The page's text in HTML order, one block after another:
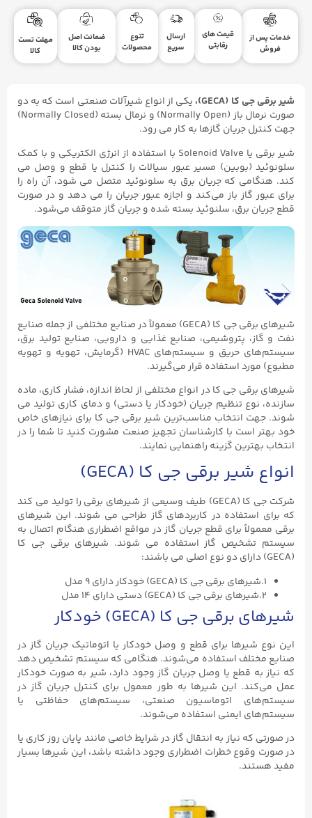
خدمات پس از
فروش
قیمت های
رقابتی
ارسال
سریع
تنوع
محصولات
ضمانت اصل
بودن کالا
مهلت تست
کالا
شیر برقی جی کا (GECA)،
یکی از انواع شیرآلات صنعتی است که به دو
صورت نرمال باز (Normally Open) و نرمال بسته (Normally Closed)
جهت کنترل جریان گازها به کار می رود.
شیر برقی یا Solenoid Valve با استفاده از انرژی الکتریکی و با کمک
سلونوئید (بوبین) مسیر عبور سیالات را کنترل یا قطع و وصل می
کند. هنگامی که جریان برق به سلونوئید متصل می‌ شود، آن راه را
برای عبور گاز باز می‌کند و اجازه عبور جریان را می دهد و در صورت
قطع جریان برق، سلنوئید بسته شده و جریان گاز متوقف می‌شود.
شیرهای برقی جی کا (GECA) معمولاً در صنایع مختلفی از جمله صنایع
نفت و گاز، پتروشیمی، صنایع غذایی و دارویی، صنایع تولید برق،
سیستم‌های حریق و سیستم‌های HVAC (گرمایش، تهویه و تهویه
مطبوع) مورد استفاده قرار می‌گیرند.
شیرهای برقی جی کا در انواع مختلفی از لحاظ اندازه، فشار کاری، ماده
سازنده، نوع تنظیم جریان (خودکار یا دستی) و دمای کاری تولید می
شوند. جهت انتخاب مناسب‌ترین شیر برقی جی کا برای نیازهای خاص
خود بهتر است با کارشناسان تجهیز صنعت مشورت کنید تا شما را در
انتخاب بهترین گزینه راهنمایی نمایند.
انواع شیر برقی جی کا (GECA)
شرکت جی کا (GECA) طیف وسیعی از شیرهای برقی را تولید می کند
که برای استفاده در کاربردهای گاز طراحی می شوند. این شیرهای
برقی معمولاً برای قطع جریان گاز در مواقع اضطراری هنگام اتصال به
سیستم تشخیص گاز استفاده می شوند. شیرهای برقی جی کا
(GECA) دارای دو نوع اصلی می باشند:
۱.شیرهای برقی جی کا (GECA) خودکار دارای ۹ مدل
۲.شیرهای برقی جی کا (GECA) دستی دارای ۱۴ مدل
شیرهای برقی جی کا (GECA) خودکار
این نوع شیرها برای قطع و وصل خودکار یا اتوماتیک جریان گاز در
صنایع مختلف استفاده می‌شوند. هنگامی که سیستم تشخیص دهد
که نیاز به قطع یا وصل جریان گاز وجود دارد، شیر به صورت خودکار
عمل می‌کند. این شیرها به طور معمول برای کنترل جریان گاز در
سیستم‌های اتوماسیون صنعتی، سیستم‌های حفاظتی یا
سیستم‌های ایمنی استفاده می‌شوند.
در صورتی که نیاز به انتقال گاز در شرایط خاصی مانند پایان روز کاری یا
در صورت وقوع خطرات اضطراری وجود داشته باشد، این شیرها بسیار
مفید هستند.